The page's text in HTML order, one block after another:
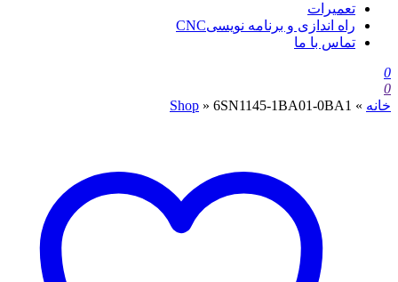
تعمیرات
راه اندازی و برنامه نویسیCNC
تماس با ما
0
0
خانه »
Shop » 6SN1145-1BA01-0BA1